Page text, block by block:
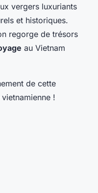
vergers luxuriants
et historiques.
regorge de trésors
au Vietnam
de cette
!